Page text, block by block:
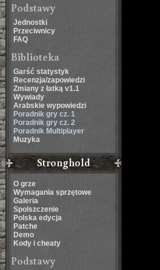
Podstawy
Jednostki
Przeciwnicy
FAQ
Biblioteka
Garść statystyk
Recenzja/zapowiedzi
Zmiany z łatką v1.1
Wywiady
Arabskie wypowiedzi
Poradnik gry cz. 1
Poradnik gry cz. 2
Poradnik Multiplayer
Muzyka
Stronghold
O grze
Wymagania sprzętowe
Galeria
Spolszczenie
Polska edycja
Patche
Demo
Kody i cheaty
Podstawy